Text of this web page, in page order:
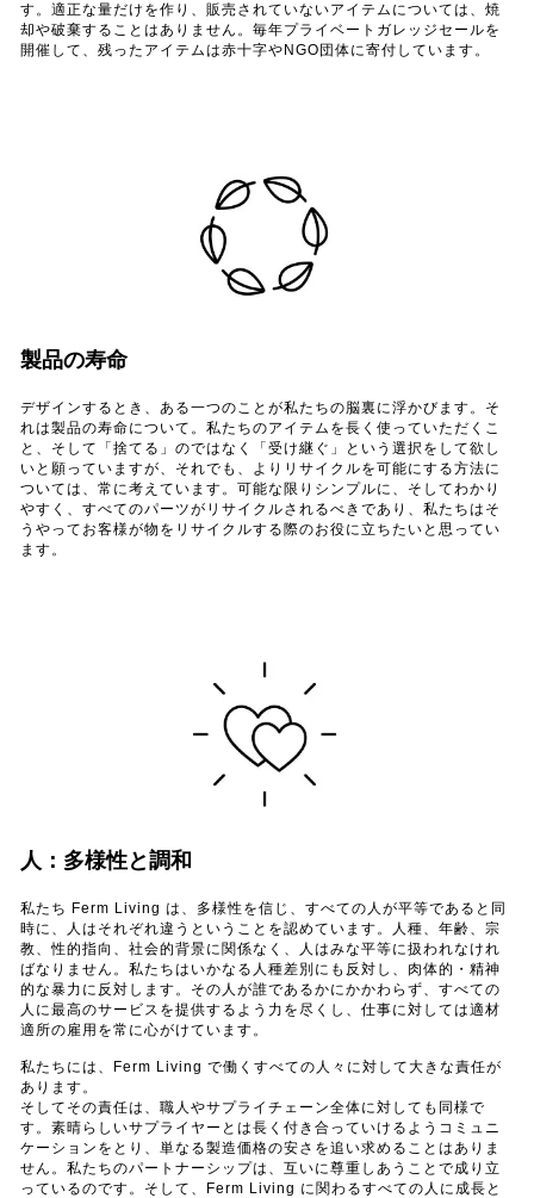
す。適正な量だけを作り、販売されていないアイテムについては、焼
却や破棄することはありません。毎年プライベートガレッジセールを
開催して、残ったアイテムは赤十字やNGO団体に寄付しています。
製品の寿命
デザインするとき、ある一つのことが私たちの脳裏に浮かびます。そ
れは製品の寿命について。私たちのアイテムを長く使っていただくこ
と、そして「捨てる」のではなく「受け継ぐ」という選択をして欲し
いと願っていますが、それでも、よりリサイクルを可能にする方法に
ついては、常に考えています。可能な限りシンプルに、そしてわかり
やすく、すべてのパーツがリサイクルされるべきであり、私たちはそ
うやってお客様が物をリサイクルする際のお役に立ちたいと思ってい
ます。
人：多様性と調和
私たち Ferm Living は、多様性を信じ、すべての人が平等であると同
時に、人はそれぞれ違うということを認めています。人種、年齢、宗
教、性的指向、社会的背景に関係なく、人はみな平等に扱われなけれ
ばなりません。私たちはいかなる人種差別にも反対し、肉体的・精神
的な暴力に反対します。その人が誰であるかにかかわらず、すべての
人に最高のサービスを提供するよう力を尽くし、仕事に対しては適材
適所の雇用を常に心がけています。
私たちには、Ferm Living で働くすべての人々に対して大きな責任が
あります。
そしてその責任は、職人やサプライチェーン全体に対しても同様で
す。素晴らしいサプライヤーとは長く付き合っていけるようコミュニ
ケーションをとり、単なる製造価格の安さを追い求めることはありま
せん。私たちのパートナーシップは、互いに尊重しあうことで成り立
っているのです。そして、Ferm Living に関わるすべての人に成長と